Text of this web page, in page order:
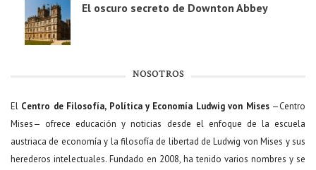
El oscuro secreto de Downton Abbey
NOSOTROS
El Centro de Filosofía, Política y Economía Ludwig von Mises—Centro
Mises— ofrece educación y noticias desde el enfoque de la escuela
austriaca de economía y la filosofía de libertad de Ludwig von Mises y sus
herederos intelectuales. Fundado en 2008, ha tenido varios nombres y se